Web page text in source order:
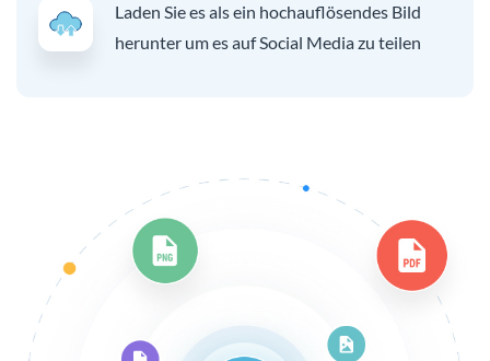
Laden Sie es als ein hochauflösendes Bild
herunter um es auf Social Media zu teilen